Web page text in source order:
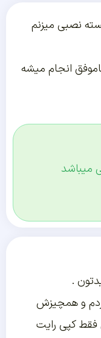
نصبی میزنم
انجام میشه
میباشد
.
و همچیزش
کپی رایت